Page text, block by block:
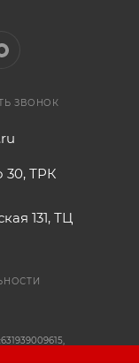
ЗВОНОК
30, ТРК
131, ТЦ